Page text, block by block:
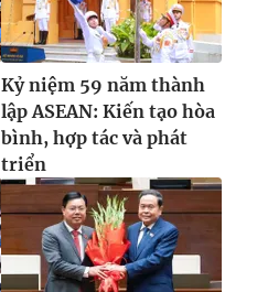
Kỷ niệm 59 năm thành
lập ASEAN: Kiến tạo hòa
bình, hợp tác và phát
triển